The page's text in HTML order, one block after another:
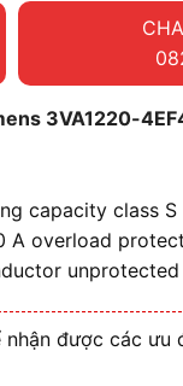
3VA1220-
capacity class
A overload
nhận được các ưu